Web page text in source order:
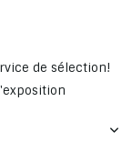
de sélection!